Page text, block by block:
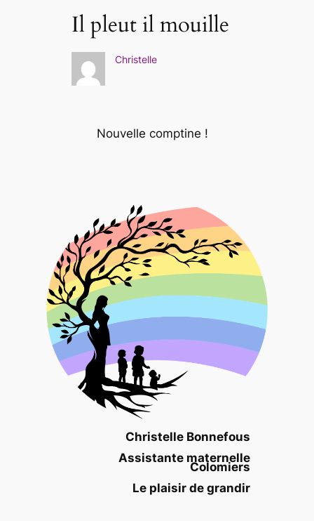
Il pleut il mouille
Christelle
Nouvelle comptine !
Christelle Bonnefous
Assistante maternelle
Colomiers
Le plaisir de grandir